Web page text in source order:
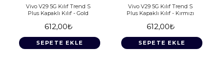
Vivo V29 5G Kılıf Trend S
Plus Kapaklı Kılıf - Gold
612,00₺
SEPETE EKLE
Vivo V29 5G Kılıf Trend S
Plus Kapaklı Kılıf - Kırmızı
612,00₺
SEPETE EKLE